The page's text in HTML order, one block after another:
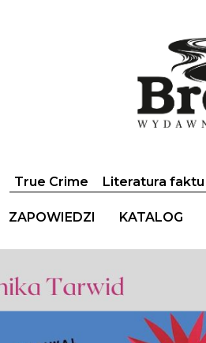
True Crime Literatura faktu
ZAPOWIEDZI KATALOG